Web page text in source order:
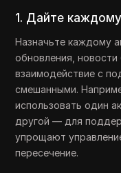
1. Дайте
Назначьте каждому
обновления,
взаимодействие с
смешанными.
использовать один
другой — для
упрощают
пересечение.